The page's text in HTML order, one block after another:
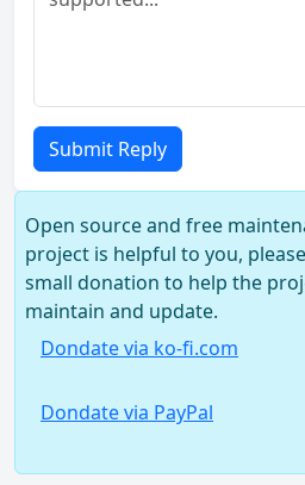
Submit Reply
Open source and free
project is helpful to you,
small donation to help the
maintain and update.
Dondate via ko-fi.com
Dondate via PayPal